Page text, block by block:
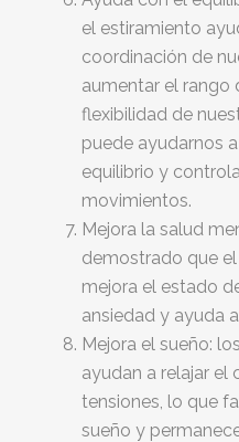
el estiramiento
coordinación de
aumentar el
flexibilidad de
puede ayudarnos
equilibrio y
movimientos.
Mejora la salud
demostrado que
mejora el estado
ansiedad y ayuda
Mejora el sueño:
ayudan a relajar el
tensiones, lo que
sueño y